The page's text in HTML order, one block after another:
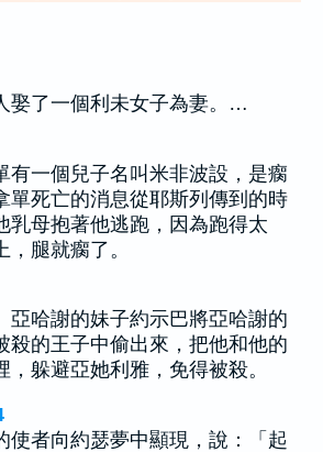
娶了一個利未女子為妻。…
有一個兒子名叫米非波設，是瘸
單死亡的消息從耶斯列傳到的時
乳母抱著他逃跑，因為跑得太
腿就瘸了。
亞哈謝的妹子約示巴將亞哈謝的
殺的王子中偷出來，把他和他的
躲避亞她利雅，免得被殺。
使者向約瑟夢中顯現，說：「起